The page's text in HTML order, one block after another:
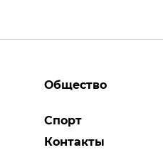
Общество
Спорт
Контакты